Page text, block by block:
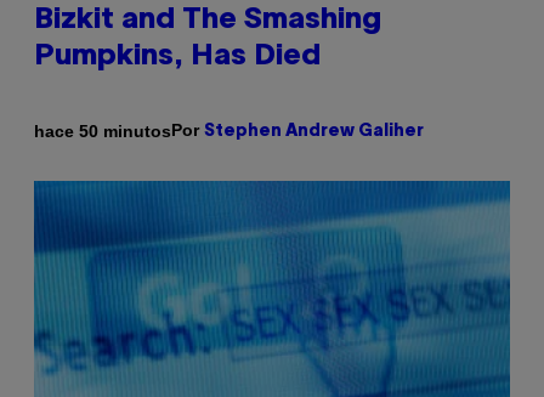
Bizkit and The Smashing
Pumpkins, Has Died
hace 50 minutosPor Stephen Andrew Galiher